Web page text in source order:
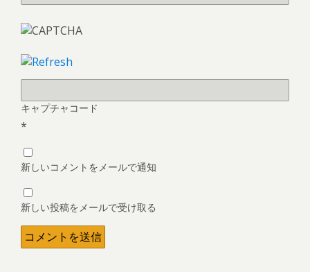
キャプチャコード
*
新しいコメントをメールで通知
新しい投稿をメールで受け取る